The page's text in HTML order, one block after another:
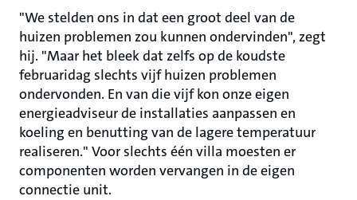
"We stelden ons in dat een groot deel van de
huizen problemen zou kunnen ondervinden", zegt
hij. "Maar het bleek dat zelfs op de koudste
februaridag slechts vijf huizen problemen
ondervonden. En van die vijf kon onze eigen
energieadviseur de installaties aanpassen en
koeling en benutting van de lagere temperatuur
realiseren." Voor slechts één villa moesten er
componenten worden vervangen in de eigen
connectie unit.